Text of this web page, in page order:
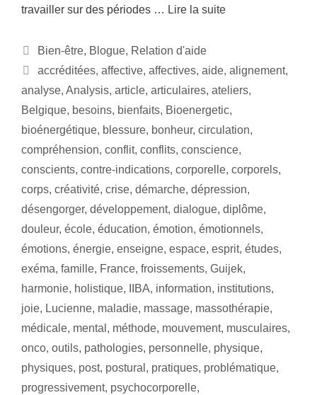
travailler sur des périodes … Lire la suite
Bien-être, Blogue, Relation d'aide
accréditées, affective, affectives, aide, alignement,
analyse, Analysis, article, articulaires, ateliers,
Belgique, besoins, bienfaits, Bioenergetic,
bioénergétique, blessure, bonheur, circulation,
compréhension, conflit, conflits, conscience,
conscients, contre-indications, corporelle, corporels,
corps, créativité, crise, démarche, dépression,
désengorger, développement, dialogue, diplôme,
douleur, école, éducation, émotion, émotionnels,
émotions, énergie, enseigne, espace, esprit, études,
exéma, famille, France, froissements, Guijek,
harmonie, holistique, IIBA, information, institutions,
joie, Lucienne, maladie, massage, massothérapie,
médicale, mental , méthode, mouvement, musculaires,
onco, outils, pathologies, personnelle, physique,
physiques, post, postural , pratiques, problématique,
progressivement, psychocorporelle,